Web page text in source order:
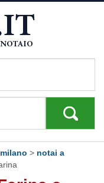
> notai a